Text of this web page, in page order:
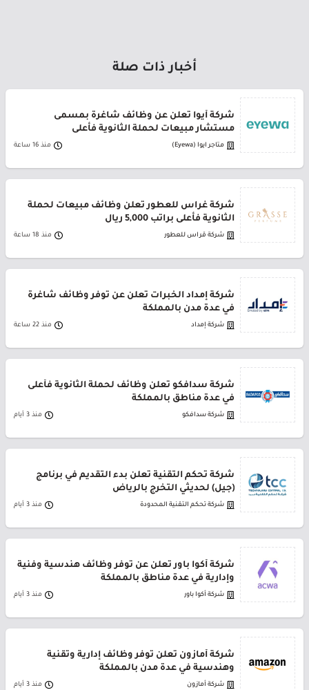
أخبار ذات صلة
شركة أيوا تعلن عن وظائف شاغرة بمسمى
مستشار مبيعات لحملة الثانوية فأعلى
متاجر ايوا (Eyewa) منذ 16 ساعة
شركة غراس للعطور تعلن وظائف مبيعات لحملة
الثانوية فأعلى براتب 5,000 ريال
شركة قراس للعطور منذ 18 ساعة
شركة إمداد الخبرات تعلن عن توفر وظائف شاغرة
في عدة مدن بالمملكة
شركة إمداد منذ 22 ساعة
شركة سدافكو تعلن وظائف لحملة الثانوية فأعلى
في عدة مناطق بالمملكة
شركة سدافكو منذ 3 أيام
شركة تحكم التقنية تعلن بدء التقديم في برنامج
(جيل) لحديثي التخرج بالرياض
شركة تحكم التقنية المحدودة منذ 3 أيام
شركة أكوا باور تعلن عن توفر وظائف هندسية وفنية
وإدارية في عدة مناطق بالمملكة
شركة أكوا باور منذ 3 أيام
شركة أمازون تعلن توفر وظائف إدارية وتقنية
وهندسية في عدة مدن بالمملكة
شركة أمازون منذ 3 أيام